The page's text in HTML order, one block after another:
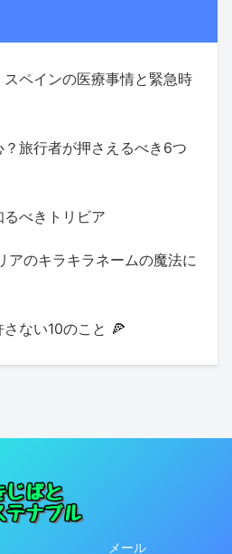
ペインの医療事情と緊急時
旅行者が押さえるべき6つ
べきトリビア
アのキラキラネームの魔法に
ない10のこと 🍕
メール